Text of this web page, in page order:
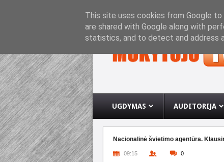
UGDYMAS AUDITORIJA
Nacionalinė švietimo agentūra.
09:15 0
This site uses cookies from Google
are shared with Google along with
statistics, and to detect and address